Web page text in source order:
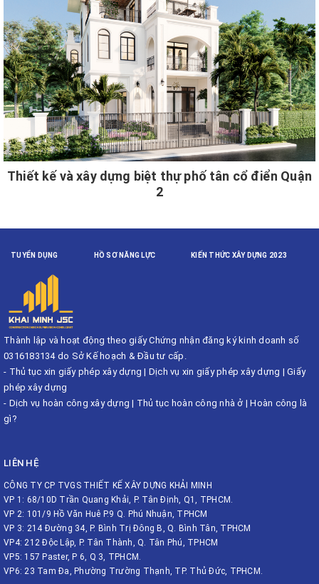
Thiết kế và xây dựng biệt thự phố tân cổ điển Quận
2
TUYỂN DỤNG HỒ SƠ NĂNG LỰC KIẾN THỨC XÂY DỰNG 2023
Thành lập và hoạt động theo giấy Chứng nhận đăng ký kinh doanh số
0316183134 do Sở Kế hoạch & Đầu tư cấp.
- Thủ tục xin giấy phép xây dựng | Dịch vụ xin giấy phép xây dựng | Giấy
phép xây dựng
- Dịch vụ hoàn công xây dựng | Thủ tục hoàn công nhà ở |Hoàn công là
gì?
LIÊN HỆ
CÔNG TY CP TVGS THIẾT KẾ XÂY DỰNG KHẢI MINH
VP 1: 68/10D Trần Quang Khải, P. Tân Định, Q1, TPHCM.
VP 2: 101/9 Hồ Văn Huê P.9 Q. Phú Nhuận, TPHCM
VP 3: 214 Đường 34, P. Bình Trị Đông B, Q. Bình Tân, TPHCM
VP4: 212 Độc Lập, P. Tân Thành, Q. Tân Phú, TPHCM
VP5: 157 Paster, P 6, Q 3, TPHCM.
VP6: 23 Tam Đa, Phường Trường Thạnh, TP. Thủ Đức, TPHCM.